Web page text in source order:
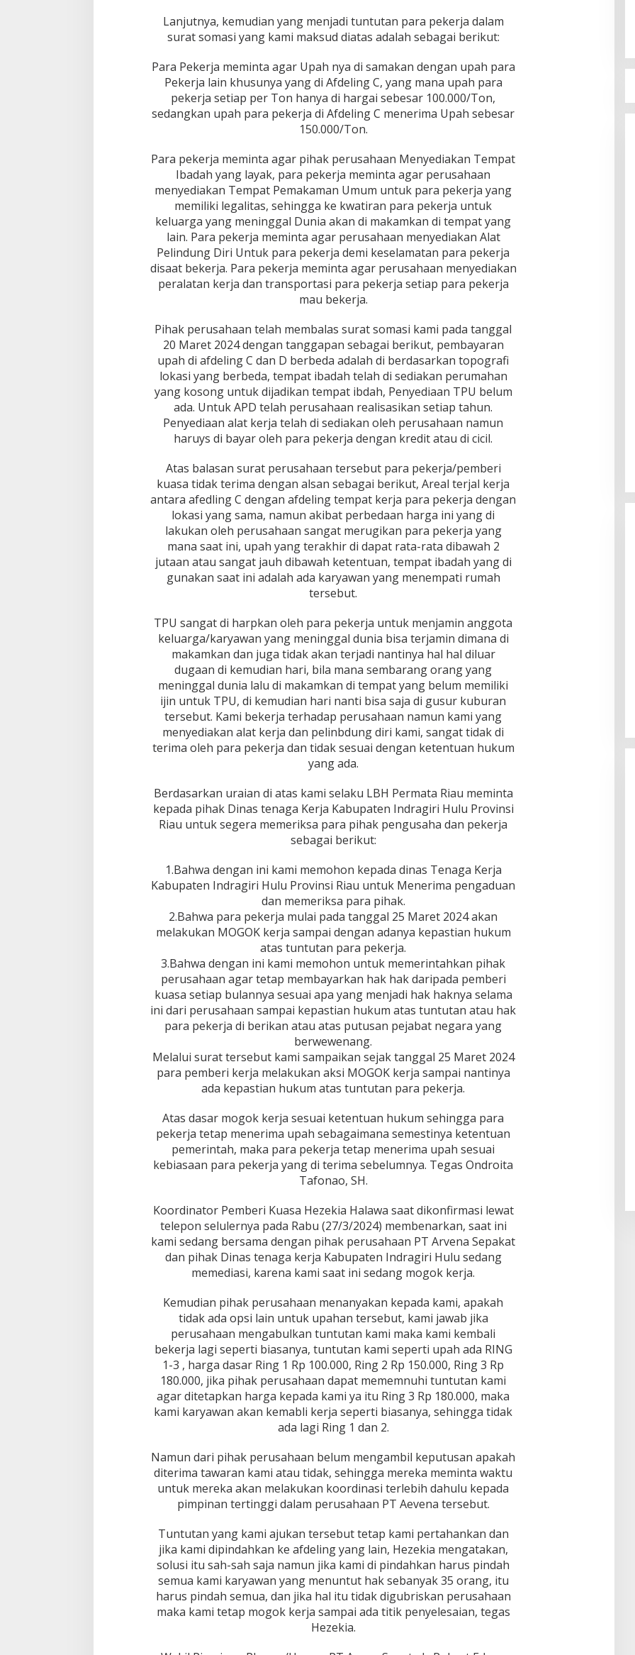
n
y
d
a
n
B
e
a
r
a
p
D
i
n
a
k
e
r
u
n
T
a
n
g
a
n
Lanjutnya, kemudian yang menjadi tuntutan para pekerja dalam
surat somasi yang kami maksud diatas adalah sebagai berikut:
Para Pekerja meminta agar Upah nya di samakan dengan upah para
Pekerja lain khusunya yang di Afdeling C, yang mana upah para
pekerja setiap per Ton hanya di hargai sebesar 100.000/Ton,
sedangkan upah para pekerja di Afdeling C menerima Upah sebesar
150.000/Ton.
Para pekerja meminta agar pihak perusahaan Menyediakan Tempat
Ibadah yang layak, para pekerja meminta agar perusahaan
menyediakan Tempat Pemakaman Umum untuk para pekerja yang
memiliki legalitas, sehingga ke kwatiran para pekerja untuk
keluarga yang meninggal Dunia akan di makamkan di tempat yang
lain. Para pekerja meminta agar perusahaan menyediakan Alat
Pelindung Diri Untuk para pekerja demi keselamatan para pekerja
disaat bekerja. Para pekerja meminta agar perusahaan menyediakan
peralatan kerja dan transportasi para pekerja setiap para pekerja
mau bekerja.
Pihak perusahaan telah membalas surat somasi kami pada tanggal
20 Maret 2024 dengan tanggapan sebagai berikut, pembayaran
upah di afdeling C dan D berbeda adalah di berdasarkan topografi
lokasi yang berbeda, tempat ibadah telah di sediakan perumahan
yang kosong untuk dijadikan tempat ibdah, Penyediaan TPU belum
ada. Untuk APD telah perusahaan realisasikan setiap tahun.
Penyediaan alat kerja telah di sediakan oleh perusahaan namun
haruys di bayar oleh para pekerja dengan kredit atau di cicil.
Atas balasan surat perusahaan tersebut para pekerja/pemberi
kuasa tidak terima dengan alsan sebagai berikut, Areal terjal kerja
antara afedling C dengan afdeling tempat kerja para pekerja dengan
lokasi yang sama, namun akibat perbedaan harga ini yang di
lakukan oleh perusahaan sangat merugikan para pekerja yang
mana saat ini, upah yang terakhir di dapat rata-rata dibawah 2
jutaan atau sangat jauh dibawah ketentuan, tempat ibadah yang di
gunakan saat ini adalah ada karyawan yang menempati rumah
tersebut.
TPU sangat di harpkan oleh para pekerja untuk menjamin anggota
keluarga/karyawan yang meninggal dunia bisa terjamin dimana di
makamkan dan juga tidak akan terjadi nantinya hal hal diluar
dugaan di kemudian hari, bila mana sembarang orang yang
meninggal dunia lalu di makamkan di tempat yang belum memiliki
ijin untuk TPU, di kemudian hari nanti bisa saja di gusur kuburan
tersebut. Kami bekerja terhadap perusahaan namun kami yang
menyediakan alat kerja dan pelinbdung diri kami, sangat tidak di
terima oleh para pekerja dan tidak sesuai dengan ketentuan hukum
yang ada.
Berdasarkan uraian di atas kami selaku LBH Permata Riau meminta
kepada pihak Dinas tenaga Kerja Kabupaten Indragiri Hulu Provinsi
Riau untuk segera memeriksa para pihak pengusaha dan pekerja
sebagai berikut:
1.Bahwa dengan ini kami memohon kepada dinas Tenaga Kerja
Kabupaten Indragiri Hulu Provinsi Riau untuk Menerima pengaduan
dan memeriksa para pihak.
2.Bahwa para pekerja mulai pada tanggal 25 Maret 2024 akan
melakukan MOGOK kerja sampai dengan adanya kepastian hukum
atas tuntutan para pekerja.
3.Bahwa dengan ini kami memohon untuk memerintahkan pihak
perusahaan agar tetap membayarkan hak hak daripada pemberi
kuasa setiap bulannya sesuai apa yang menjadi hak haknya selama
ini dari perusahaan sampai kepastian hukum atas tuntutan atau hak
para pekerja di berikan atau atas putusan pejabat negara yang
berwewenang.
Melalui surat tersebut kami sampaikan sejak tanggal 25 Maret 2024
para pemberi kerja melakukan aksi MOGOK kerja sampai nantinya
ada kepastian hukum atas tuntutan para pekerja.
Atas dasar mogok kerja sesuai ketentuan hukum sehingga para
pekerja tetap menerima upah sebagaimana semestinya ketentuan
pemerintah, maka para pekerja tetap menerima upah sesuai
kebiasaan para pekerja yang di terima sebelumnya. Tegas Ondroita
Tafonao, SH.
Koordinator Pemberi Kuasa Hezekia Halawa saat dikonfirmasi lewat
telepon selulernya pada Rabu (27/3/2024) membenarkan, saat ini
kami sedang bersama dengan pihak perusahaan PT Arvena Sepakat
dan pihak Dinas tenaga kerja Kabupaten Indragiri Hulu sedang
memediasi, karena kami saat ini sedang mogok kerja.
Kemudian pihak perusahaan menanyakan kepada kami, apakah
tidak ada opsi lain untuk upahan tersebut, kami jawab jika
perusahaan mengabulkan tuntutan kami maka kami kembali
bekerja lagi seperti biasanya, tuntutan kami seperti upah ada RING
1-3 , harga dasar Ring 1 Rp 100.000, Ring 2 Rp 150.000, Ring 3 Rp
180.000, jika pihak perusahaan dapat mememnuhi tuntutan kami
agar ditetapkan harga kepada kami ya itu Ring 3 Rp 180.000, maka
kami karyawan akan kemabli kerja seperti biasanya, sehingga tidak
ada lagi Ring 1 dan 2.
Namun dari pihak perusahaan belum mengambil keputusan apakah
diterima tawaran kami atau tidak, sehingga mereka meminta waktu
untuk mereka akan melakukan koordinasi terlebih dahulu kepada
pimpinan tertinggi dalam perusahaan PT Aevena tersebut.
Tuntutan yang kami ajukan tersebut tetap kami pertahankan dan
jika kami dipindahkan ke afdeling yang lain, Hezekia mengatakan,
solusi itu sah-sah saja namun jika kami di pindahkan harus pindah
semua kami karyawan yang menuntut hak sebanyak 35 orang, itu
harus pindah semua, dan jika hal itu tidak digubriskan perusahaan
maka kami tetap mogok kerja sampai ada titik penyelesaian, tegas
Hezekia.
Menjadi Buah Bibir Masyarakat
Di Politik | Mei 6, 2026